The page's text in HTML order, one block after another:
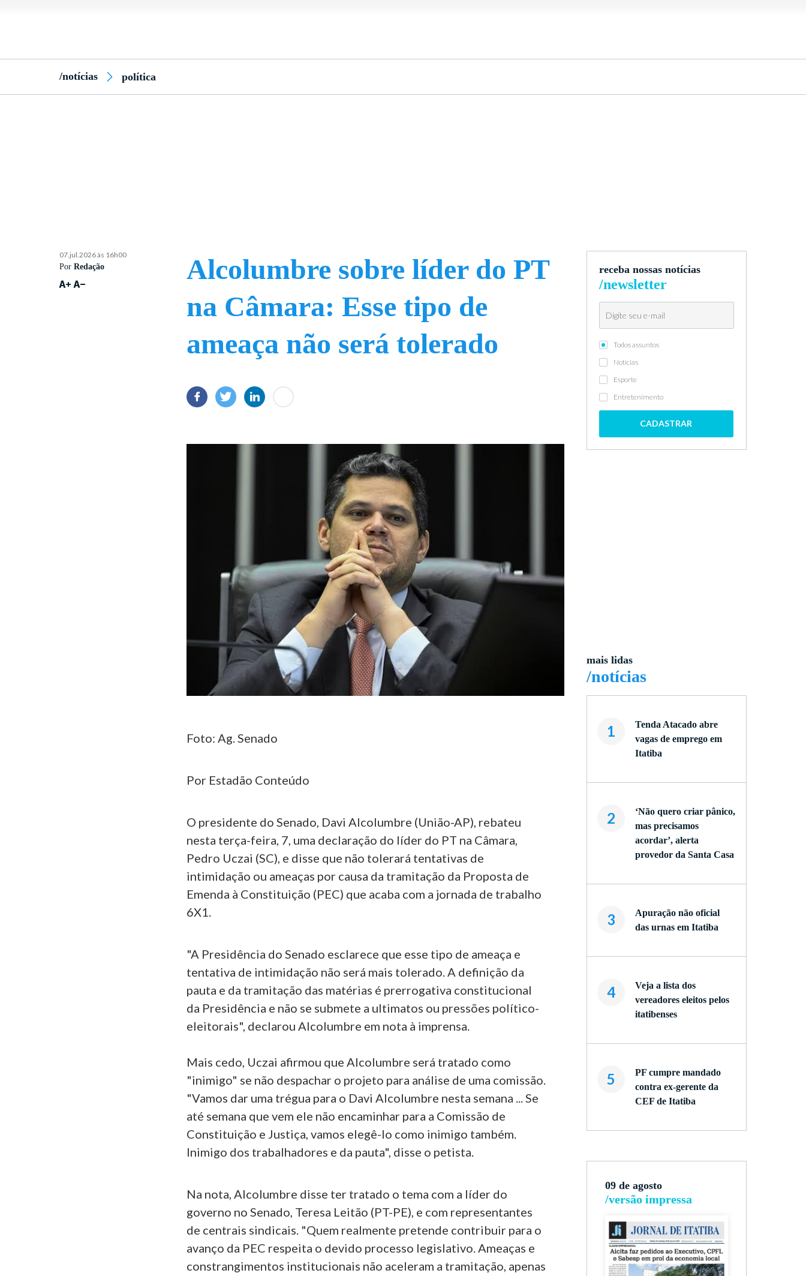
/notícias política
07.jul.2026 às 16h00
PorRedação
Alcolumbre sobre líder do PT
na Câmara: Esse tipo de
ameaça não será tolerado
Foto: Ag. Senado
Por Estadão Conteúdo
O presidente do Senado, Davi Alcolumbre (União-AP), rebateu
nesta terça-feira, 7, uma declaração do líder do PT na Câmara,
Pedro Uczai (SC), e disse que não tolerará tentativas de
intimidação ou ameaças por causa da tramitação da Proposta de
Emenda à Constituição (PEC) que acaba com a jornada de trabalho
6X1.
"A Presidência do Senado esclarece que esse tipo de ameaça e
tentativa de intimidação não será mais tolerado. A definição da
pauta e da tramitação das matérias é prerrogativa constitucional
da Presidência e não se submete a ultimatos ou pressões político-
eleitorais", declarou Alcolumbre em nota à imprensa.
Mais cedo, Uczai afirmou que Alcolumbre será tratado como
"inimigo" se não despachar o projeto para análise de uma comissão.
"Vamos dar uma trégua para o Davi Alcolumbre nesta semana ... Se
até semana que vem ele não encaminhar para a Comissão de
Constituição e Justiça, vamos elegê-lo como inimigo também.
Inimigo dos trabalhadores e da pauta", disse o petista.
Na nota, Alcolumbre disse ter tratado o tema com a líder do
governo no Senado, Teresa Leitão (PT-PE), e com representantes
de centrais sindicais. "Quem realmente pretende contribuir para o
avanço da PEC respeita o devido processo legislativo. Ameaças e
constrangimentos institucionais não aceleram a tramitação, apenas
receba nossas notícias
/newsletter
Todos assuntos
Notícias
Esporte
Entretenimento
CADASTRAR
mais lidas
/notícias
1
Tenda Atacado abre
vagas de emprego em
Itatiba
2
‘Não quero criar pânico,
mas precisamos
acordar’, alerta
provedor da Santa Casa
3
Apuração não oficial
das urnas em Itatiba
4
Veja a lista dos
vereadores eleitos pelos
itatibenses
5
PF cumpre mandado
contra ex-gerente da
CEF de Itatiba
09 de agosto
/versão impressa